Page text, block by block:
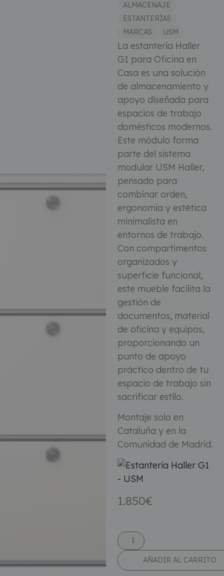
ALMACENAJE
ESTANTERÍAS
MARCAS
USM
La estantería Haller
G1 para Oficina en
Casa es una solución
de almacenamiento y
apoyo diseñada para
espacios de trabajo
domésticos modernos.
Este módulo forma
parte del sistema
modular USM Haller,
pensado para
combinar orden,
ergonomía y estética
minimalista en
entornos de trabajo.
Con compartimentos
organizados y
superficie funcional,
este mueble facilita la
gestión de
documentos, material
de oficina y equipos,
proporcionando un
punto de apoyo
práctico dentro de tu
espacio de trabajo sin
sacrificar estilo.
Montaje solo en
Cataluña y en la
Comunidad de Madrid.
1.850€
AÑADIR AL CARRITO